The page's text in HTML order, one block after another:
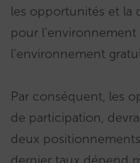
les opportunités et la
pour
l’environnement
Par conséquent, les
de participation,
deux